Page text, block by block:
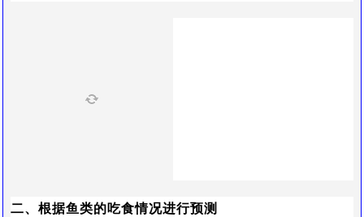
二、根据鱼类的吃食情况进行预测